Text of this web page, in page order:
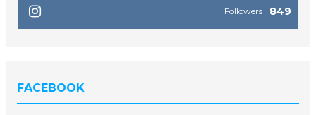
849
Followers
FACEBOOK